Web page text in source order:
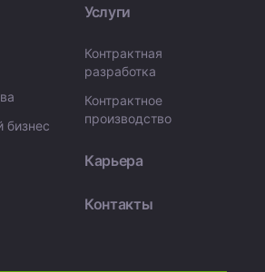
Услуги
Контрактная
разработка
Контрактное
производство
Карьера
Контакты